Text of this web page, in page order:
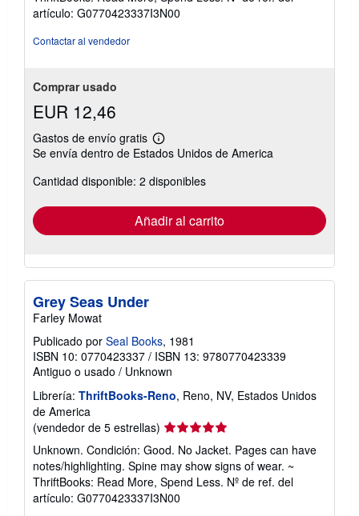
de
5
artículo: G0770423337I3N00
Contactar al vendedor
Comprar usado
EUR 12,46
Gastos de envío gratis
Más
información
las
tarifas
envío
Se envía dentro de Estados Unidos de America
Cantidad disponible: 2 disponibles
Añadir al carrito
Grey Seas Under
Farley Mowat
Publicado por Seal Books, 1981
ISBN 10: 0770423337 / ISBN 13: 9780770423339
Antiguo o usado / Unknown
Librería: ThriftBooks-Reno, Reno, NV, Estados Unidos
de America
(vendedor de 5 estrellas) Calificación
del
vendedor:
5
de
5
Unknown. Condición: Good. No Jacket. Pages can have
notes/highlighting. Spine may show signs of wear. ~
ThriftBooks: Read More, Spend Less. Nº de ref. del
artículo: G0770423337I3N00